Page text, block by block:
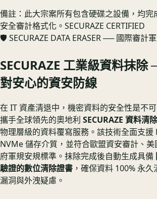
備註：此大宗案所有包含硬碟之設備，均完
安全審計格式化。 SECURAZE CERTIFIED
🛡️ SECURAZE DATA ERASER ── 國際審計
SECURAZE 工業級資料抹除
對安心的資安防線
在 IT 資產清退中，機密資料的安全性是不
攜手全球領先的奧地利 SECURAZE 資料清
物理層級的資料覆寫服務。該技術全面支援
NVMe 儲存介質，並符合歐盟資安審計、
府軍規安規標準。抹除完成後自動生成具備
驗證的數位清除證書 ，確保資料 100% 永
漏洞與外洩疑慮。